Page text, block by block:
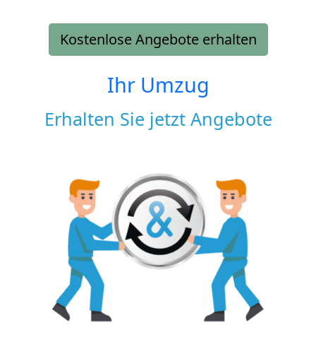
Kostenlose Angebote erhalten
Ihr Umzug
Erhalten Sie jetzt Angebote